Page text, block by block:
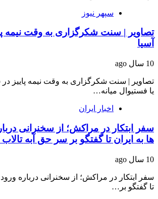
سپهر نیوز
تصاویر | سنت شکرگزاری به وقت نیمه
آسیا
10 سال ago
تصاویر | سنت شکرگزاری به وقت نیمه پاییز
یا فستیوال میانه…
اخبار ایران
سفر ابتکار در مراکش؛ از سخنرانی
ها به ایران تا گفتگو بر سر حق آبه
10 سال ago
سفر ابتکار در مراکش؛ از سخنرانی درباره ورود
تا گفتگو بر…